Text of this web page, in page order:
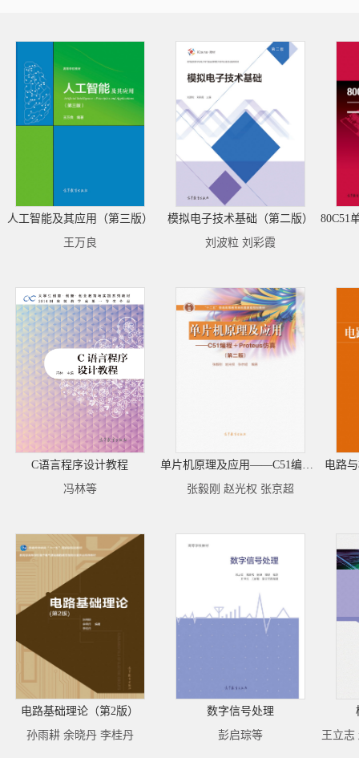
人工智能及其应用（第三版）
王万良
模拟电子技术基础（第二版）
刘波粒 刘彩霞
C语言程序设计教程
冯林等
单片机原理及应用——C51编程+Proteus仿真（第2版）
张毅刚 赵光权 张京超
电路
电路基础理论（第2版）
孙雨耕 余晓丹 李桂丹
数字信号处理
彭启琮等
王立志